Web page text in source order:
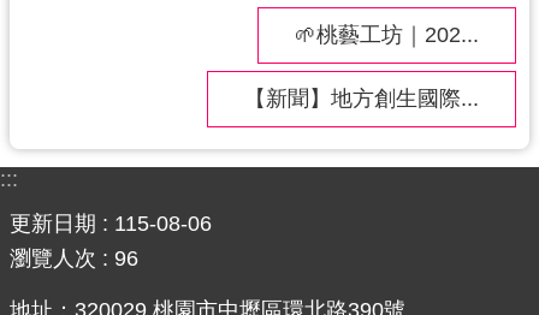
料
放
宣
告
🌱桃藝工坊｜202...
【新聞】地方創生國際...
:::
更新日期
115-08-06
瀏覽人次
96